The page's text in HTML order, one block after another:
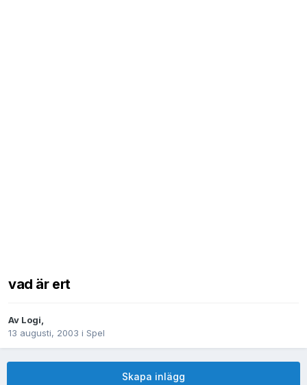
vad är ert
Av Logi,
13 augusti, 2003 i Spel
Skapa inlägg